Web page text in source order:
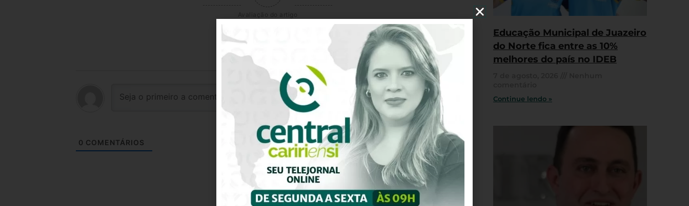
Avaliação do artigo
0 COMENTÁRIOS
Educação Municipal de Juazeiro
do Norte fica entre as 10%
melhores do país no IDEB
Continue lendo »